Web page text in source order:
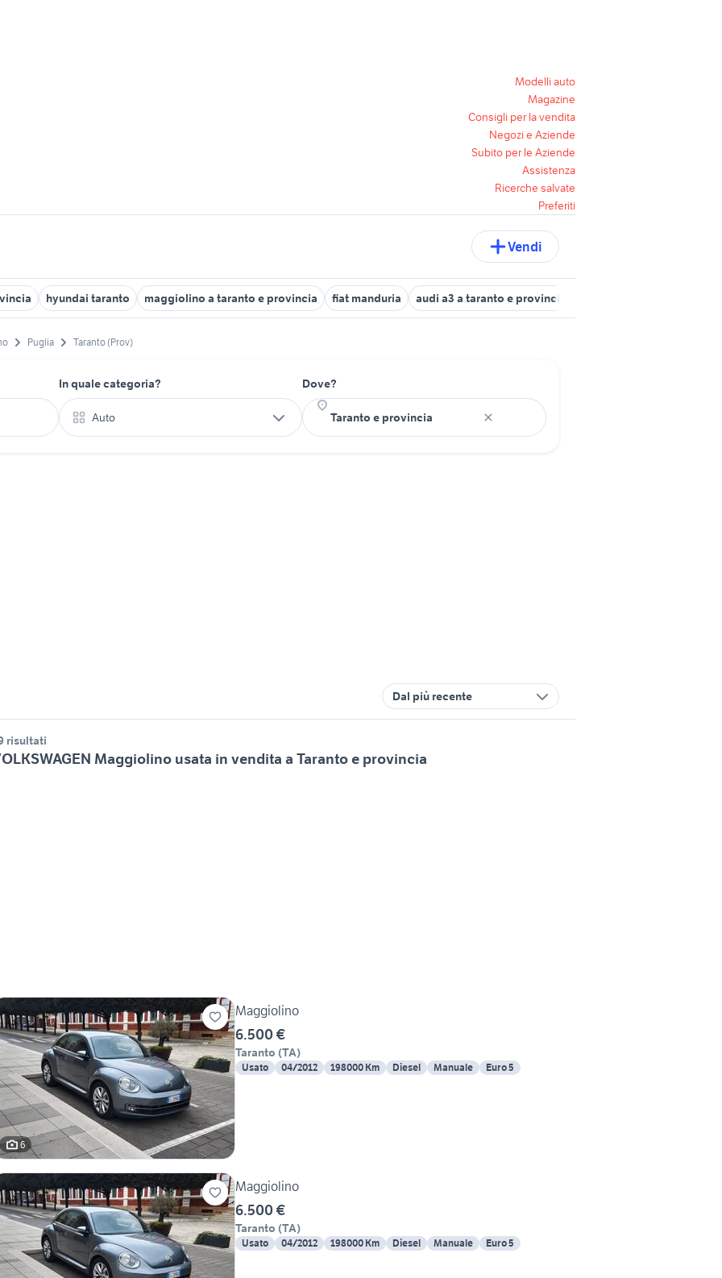
Modelli auto
Magazine
Consigli per la vendita
Negozi e Aziende
Subito per le Aziende
Assistenza
Ricerche salvate
Preferiti
Vendi
hyundai taranto maggiolino a taranto e provincia fiat manduria audi a3 a taranto e provincia
Puglia Taranto (Prov)
In quale categoria?
Auto
Dove?
Dal più recente
risultati
Maggiolino usata in vendita a Taranto e provincia
6
Maggiolino
6.500 €
Taranto (TA)
Usato 04/2012 198000 Km Diesel Manuale Euro 5
Maggiolino
6.500 €
Taranto (TA)
Usato 04/2012 198000 Km Diesel Manuale Euro 5